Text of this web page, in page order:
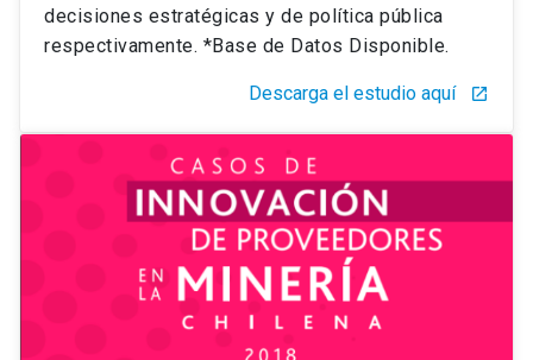
decisiones estratégicas y de política pública
respectivamente. *Base de Datos Disponible.
Descarga el estudio aquí launch